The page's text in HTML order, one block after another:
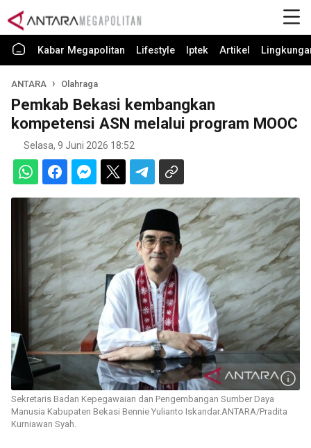
Kabar Megapolitan Lifestyle Iptek Artikel
ANTARA Olahraga
Pemkab Bekasi kembangkan
kompetensi ASN melalui program MOOC
Selasa, 9 Juni 2026 18:52
Sekretaris Badan Kepegawaian dan Pengembangan Sumber Daya
Manusia Kabupaten Bekasi Bennie Yulianto Iskandar.ANTARA/Pradita
Kurniawan Syah.